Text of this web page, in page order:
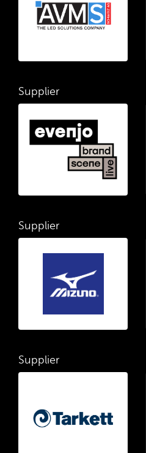
Supplier
Supplier
Supplier